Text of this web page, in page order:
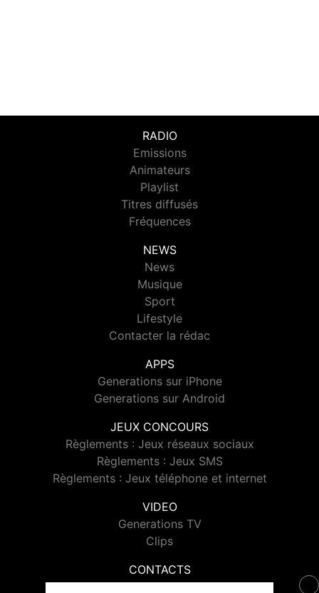
RADIO
Emissions
Animateurs
Playlist
Titres diffusés
Fréquences
NEWS
News
Musique
Sport
Lifestyle
Contacter la rédac
APPS
Generations sur iPhone
Generations sur Android
JEUX CONCOURS
Règlements : Jeux réseaux sociaux
Règlements : Jeux SMS
Règlements : Jeux téléphone et internet
VIDEO
Generations TV
Clips
CONTACTS
Contacter Generations